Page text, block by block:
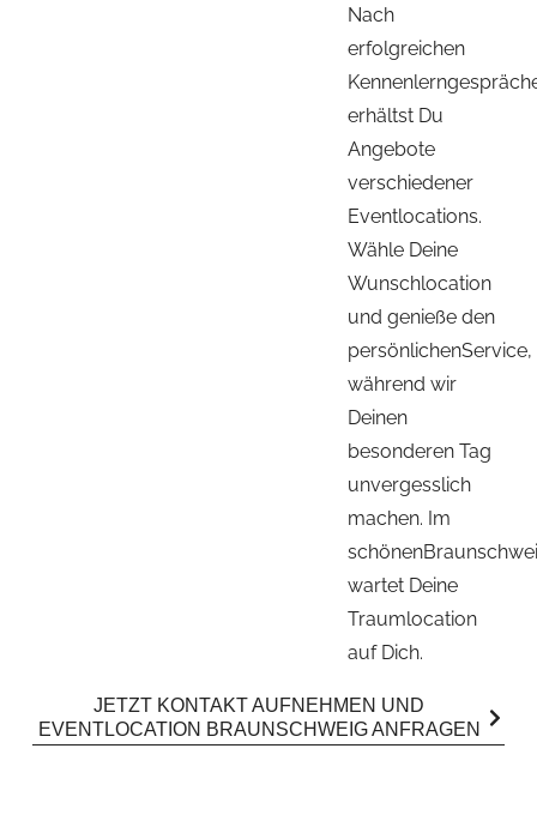
Nach
erfolgreichen
erhältst Du
Angebote
verschiedener
Eventlocations.
Wähle Deine
Wunschlocation
und genieße den
persönlichenService,
während wir
Deinen
besonderen Tag
unvergesslich
machen. Im
wartet Deine
Traumlocation
auf Dich.
JETZT KONTAKT AUFNEHMEN UND
EVENTLOCATION BRAUNSCHWEIG ANFRAGEN